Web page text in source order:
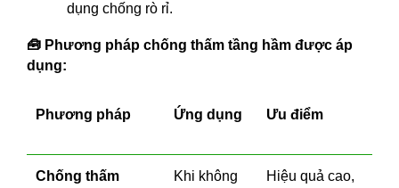
dụng chống rò rỉ.
🧰 Phương pháp chống thấm tầng hầm được áp
dụng:
Phương pháp Ứng dụng Ưu điểm
Chống thấm
Khi không
Hiệu quả cao,